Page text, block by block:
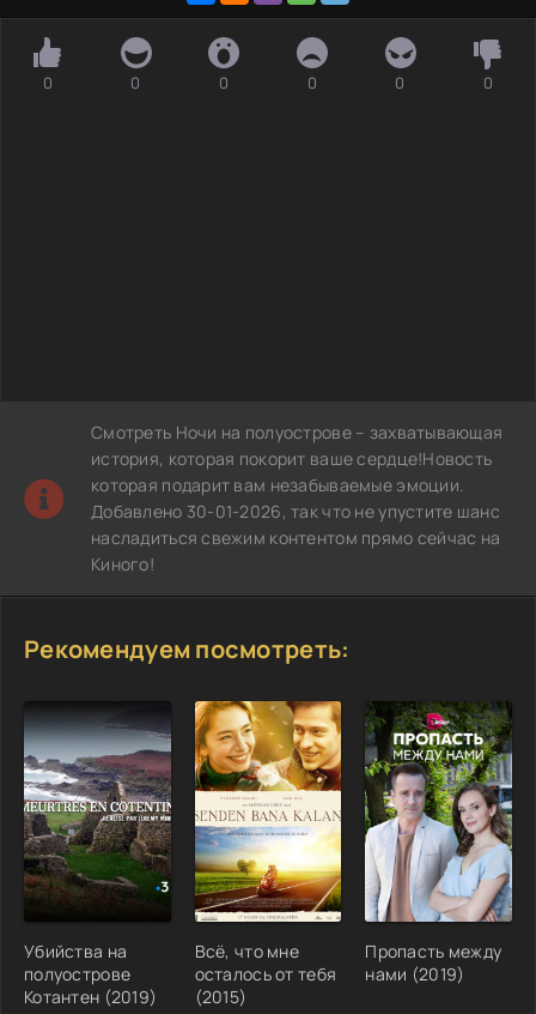
0 0 0 0 0 0
Смотреть Ночи на полуострове – захватывающая
история, которая покорит ваше сердце!Новость
которая подарит вам незабываемые эмоции.
Добавлено 30-01-2026, так что не упустите шанс
насладиться свежим контентом прямо сейчас на
Киного!
Рекомендуем посмотреть:
Убийства на
полуострове
Котантен (2019)
Всё, что мне
осталось от тебя
(2015)
Пропасть между
нами (2019)